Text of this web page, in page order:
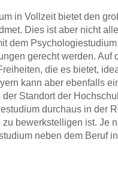
in Vollzeit bietet den
Dies ist aber nicht
dem
gerecht werden.
die es bietet,
kann aber ebenfalls
Standort der
durchaus in der
bewerkstelligen ist. Je
neben dem Beruf